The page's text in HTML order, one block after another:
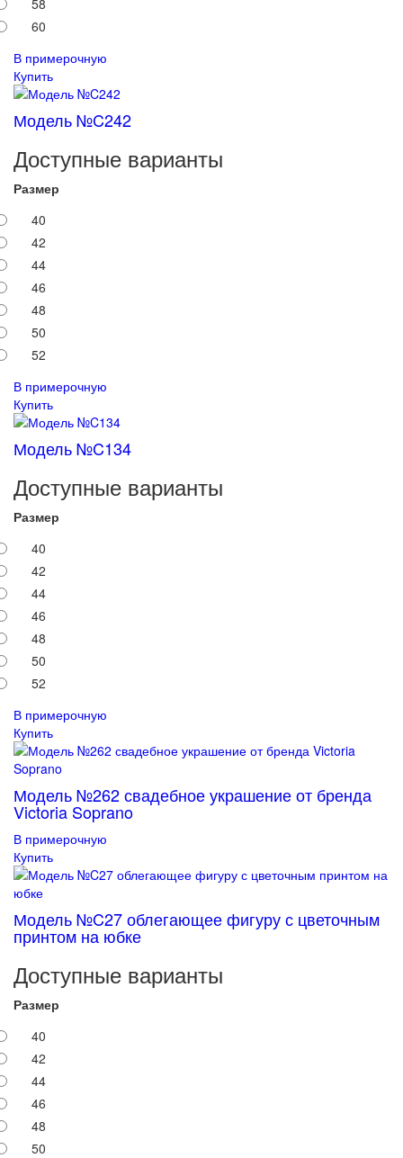
60
В примерочную
Купить
Модель №C242
Доступные варианты
Размер
40
42
44
46
48
50
52
В примерочную
Купить
Модель №C134
Доступные варианты
Размер
40
42
44
46
48
50
52
В примерочную
Купить
Модель №262 свадебное украшение от бренда
Victoria Soprano
В примерочную
Купить
Модель №C27 облегающее фигуру с цветочным
принтом на юбке
Доступные варианты
Размер
40
42
44
46
48
50